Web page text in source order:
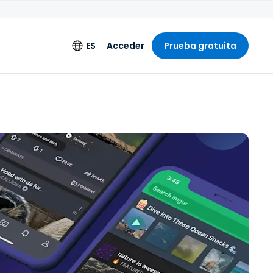
ingeniería
ES
Deutsch
Español
Français
Italiano
Nederlands
Português
简体中文
Acceder Prueba gratuita